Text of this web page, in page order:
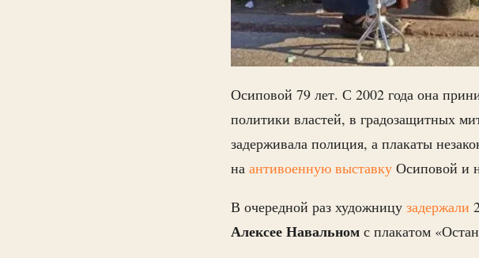
Осиповой 79 лет. С 2002 года она
политики властей, в градозащитных
задерживала полиция, а плакаты
на антивоенную выставку Осиповой и
В очередной раз художницу задержали
Алексее Навальном с плакатом